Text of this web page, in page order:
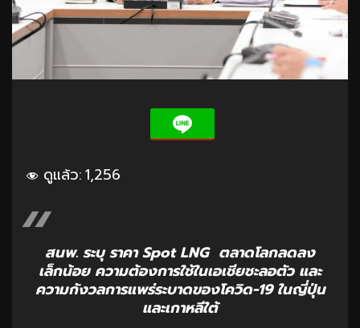
ดูแล้ว:1,256
สนพ. ระบุ ราคา Spot LNG ตลาดโลกลดลง
เล็กน้อย ความต้องการใช้ในเอเชียชะลอตัว และ
ความกังวลการแพร่ระบาดของโควิด-19 ในญี่ปุ่น
และเกาหลีใต้